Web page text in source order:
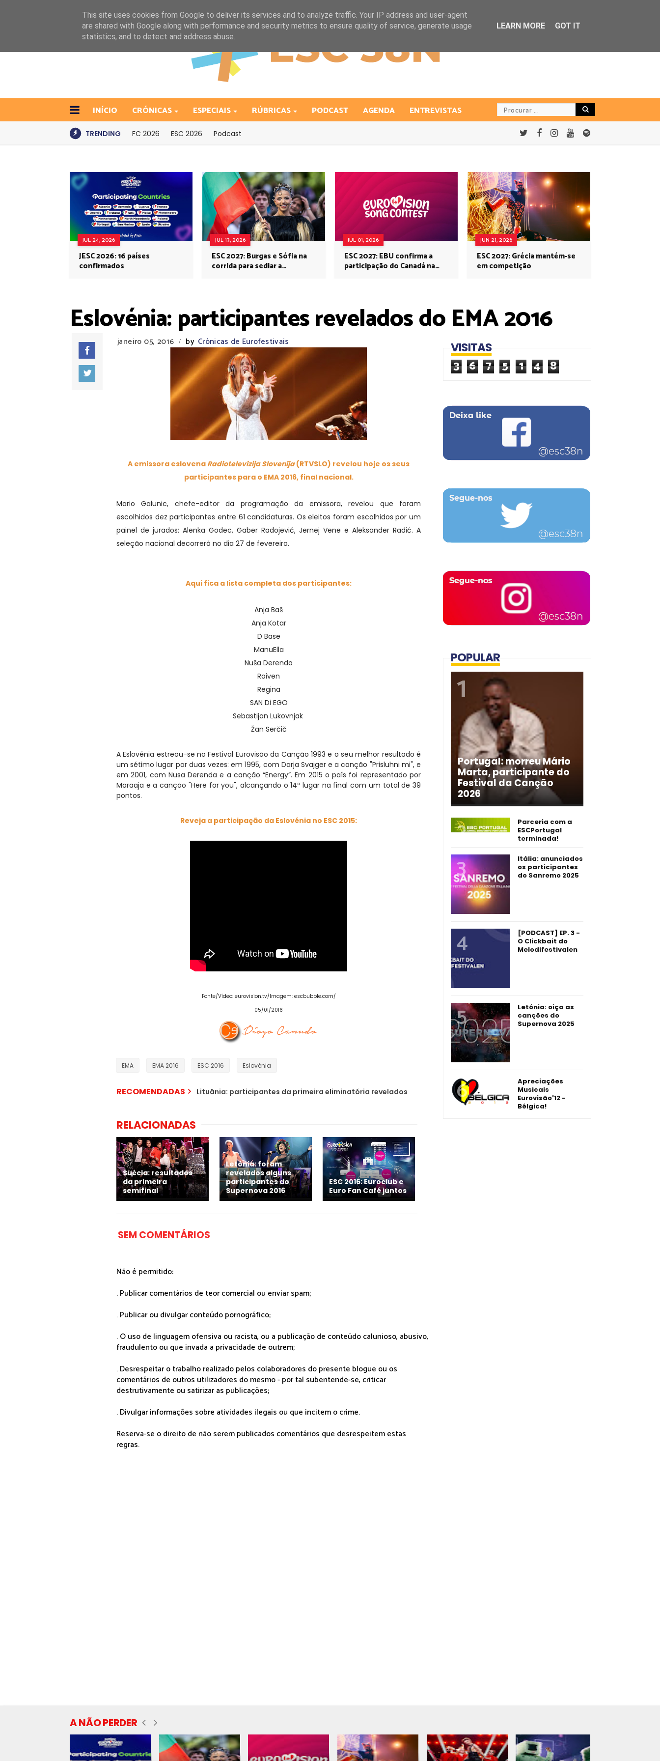
INÍCIO CRÓNICAS ESPECIAIS RÚBRICAS PODCAST AGENDA ENTREVISTAS
TRENDING FC 2026 ESC 2026 Podcast
JUL 24, 2026
JESC 2026: 16 países
confirmados
JUL 13, 2026
ESC 2027: Burgas e Sófia na
corrida para sediar a
JUL 01, 2026
ESC 2027: EBU confirma a
participação do Canadá na
JUN 21, 2026
ESC 2027: Grécia mantém-se
em competição
Eslovénia: participantes revelados do EMA 2016
janeiro 05, 2016 / by Crónicas de Eurofestivais
A emissora eslovena Radiotelevizija Slovenija(RTVSLO) revelou hoje os seus
participantes para o EMA 2016, final nacional.
Mario Galunic, chefe-editor da programação da emissora, revelou que foram
escolhidos dez participantes entre 61 candidaturas. Os eleitos foram escolhidos por um
painel de jurados: Alenka Godec, Gaber Radojević, Jernej Vene e Aleksander Radić. A
seleção nacional decorrerá no dia 27 de fevereiro.
Aqui fica a lista completa dos participantes:
Anja Baš
Anja Kotar
D Base
ManuElla
Nuša Derenda
Raiven
Regina
SAN Di EGO
Sebastijan Lukovnjak
Žan Serčič
A Eslovénia estreou-se no Festival Eurovisão da Canção 1993 e o seu melhor resultado é
um sétimo lugar por duas vezes: em 1995, com Darja Svajger e a canção "Prisluhni mi", e
em 2001, com Nusa Derenda e a canção “Energy”. Em 2015 o país foi representado por
Maraaja e a canção "Here for you", alcançando o 14º lugar na final com um total de 39
pontos.
Reveja a participação da Eslovénia no ESC 2015:
Fonte/Vídeo: eurovision.tv/Imagem: escbubble.com/
05/01/2016
EMA EMA 2016 ESC 2016 Eslovénia
RECOMENDADAS Lituânia: participantes da primeira eliminatória revelados
RELACIONADAS
Suécia: resultados
da primeira
semifinal
Letónia: foram
revelados alguns
participantes do
Supernova 2016
ESC 2016: Euroclub e
Euro Fan Café juntos
SEM COMENTÁRIOS
Não é permitido:
. Publicar comentários de teor comercial ou enviar spam;
. Publicar ou divulgar conteúdo pornográfico;
. O uso de linguagem ofensiva ou racista, ou a publicação de conteúdo calunioso, abusivo,
fraudulento ou que invada a privacidade de outrem;
. Desrespeitar o trabalho realizado pelos colaboradores do presente blogue ou os
comentários de outros utilizadores do mesmo - por tal subentende-se, criticar
destrutivamente ou satirizar as publicações;
. Divulgar informações sobre atividades ilegais ou que incitem o crime.
Reserva-se o direito de não serem publicados comentários que desrespeitem estas
regras.
VISITAS
3 6 7 5 1 4 8
POPULAR
Portugal: morreu Mário
Marta, participante do
Festival da Canção
2026
Parceria com a
ESCPortugal
terminada!
Itália: anunciados
os participantes
do Sanremo 2025
[PODCAST] EP. 3 -
O Clickbait do
Melodifestivalen
Letónia: oiça as
canções do
Supernova 2025
Apreciações
Musicais
Eurovisão'12 -
Bélgica!
A NÃO PERDER
This site uses cookies from Google to deliver its services and to analyze traffic. Your IP address and user-agent
are shared with Google along with performance and security metrics to ensure quality of service, generate usage
statistics, and to detect and address abuse.
LEARN MORE GOT IT